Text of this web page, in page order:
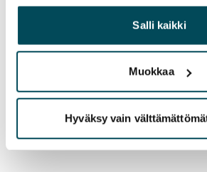
yhdistää näitä tietoja muihin tietoihin,
heille tai joita on kerätty, kun olet
palvelujaan.
Salli kaikki
Muokkaa
Hyväksy vain